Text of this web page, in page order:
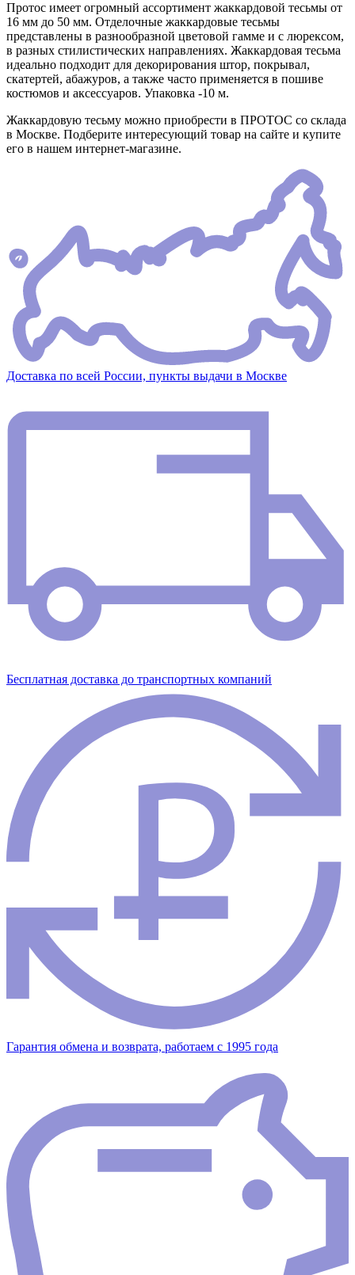
Протос имеет огромный ассортимент жаккардовой тесьмы от
16 мм до 50 мм. Отделочные жаккардовые тесьмы
представлены в разнообразной цветовой гамме и с люрексом,
в разных стилистических направлениях. Жаккардовая тесьма
идеально подходит для декорирования штор, покрывал,
скатертей, абажуров, а также часто применяется в пошиве
костюмов и аксессуаров. Упаковка -10 м.
Жаккардовую тесьму можно приобрести в ПРОТОС со склада
в Москве. Подберите интересующий товар на сайте и купите
его в нашем интернет-магазине.
Доставка по всей России, пункты выдачи в Москве
Бесплатная доставка до транспортных компаний
Гарантия обмена и возврата, работаем с 1995 года